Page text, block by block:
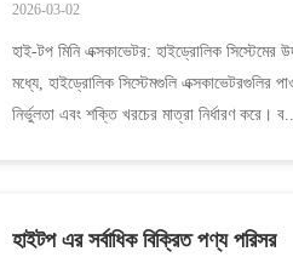
2026-03-02
হাই-টপ মিনি এক্সকাভেটর: হাইড্রোলিক সিস্টেমের
মধ্যে, হাইড্রোলিক সিস্টেমগুলি এক্সকাভেটরগুলির
নির্ভুলতা এবং শক্তি খরচের মাত্রা নির্ধারণ করে।
হাইটপ এর সর্বাধিক বিক্রিত পণ্য পরিসর